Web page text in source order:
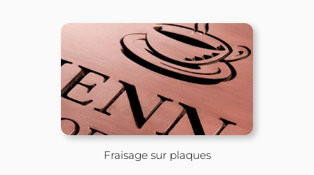
l’aluminium, le cuivre, les plaques bi-couche
à graver, les objets en bois et bien plus encore.
Compacte et puissante, la DE-3 représente
gravure idéale pour une utilisation
environnements de bureaux, des salles de
ateliers et des kiosques de vente au détail.